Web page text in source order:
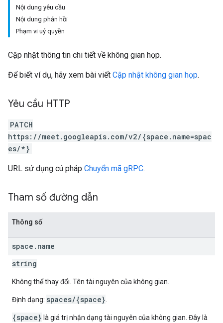
Nội dung yêu cầu
Nội dung phản hồi
Phạm vi uỷ quyền
Cập nhật thông tin chi tiết về không gian họp.
Để biết ví dụ, hãy xem bài viết Cập nhật không gian họp.
Yêu cầu HTTP
PATCH
https://meet.googleapis.com/v2/{space.name=spac
es/*}
URL sử dụng cú pháp Chuyển mã gRPC.
Tham số đường dẫn
Thông số
space . name
string
Không thể thay đổi. Tên tài nguyên của không gian.
Định dạng: spaces/{space}
{space} là giá trị nhận dạng tài nguyên của không gian. Đây là